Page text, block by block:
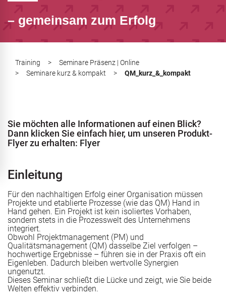
Rechtsgebiete
gestalten
AZAV Stellenausschreibung
– gemeinsam zum Erfolg
Training >
Seminare Präsenz | Online
>
Seminare kurz & kompakt > QM_kurz_&_kompakt
Sie möchten alle Informationen auf einen Blick?
Dann klicken Sie einfach hier, um unseren Produkt-
Flyer zu erhalten: Flyer
Einleitung
Für den nachhaltigen Erfolg einer Organisation müssen
Projekte und etablierte Prozesse (wie das QM) Hand in
Hand gehen. Ein Projekt ist kein isoliertes Vorhaben,
sondern stets in die Prozesswelt des Unternehmens
integriert.
Obwohl Projektmanagement (PM) und
Qualitätsmanagement (QM) dasselbe Ziel verfolgen –
hochwertige Ergebnisse – führen sie in der Praxis oft ein
Eigenleben. Dadurch bleiben wertvolle Synergien
ungenutzt.
Dieses Seminar schließt die Lücke und zeigt, wie Sie beide
Welten effektiv verbinden.